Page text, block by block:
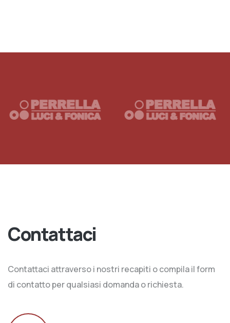
Contattaci
Contattaci attraverso i nostri recapiti o compila il form
di contatto per qualsiasi domanda o richiesta.